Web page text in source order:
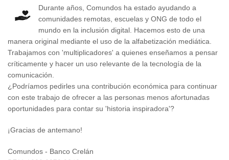
Durante años, Comundos ha estado ayudando a
comunidades remotas, escuelas y ONG de todo el
mundo en la inclusión digital. Hacemos esto de una
manera original mediante el uso de la alfabetización mediática.
Trabajamos con 'multiplicadores' a quienes enseñamos a pensar
críticamente y hacer un uso relevante de la tecnología de la
comunicación.
¿Podríamos pedirles una contribución económica para continuar
con este trabajo de ofrecer a las personas menos afortunadas
oportunidades para contar su 'historia inspiradora'?
¡Gracias de antemano!
Comundos - Banco Crelán